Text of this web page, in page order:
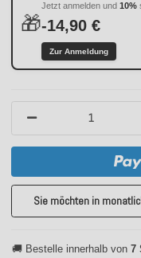
🎁
Jetzt anmelden und 10%
-14,90 €
Zur Anmeldung
Sie möchten in
🚚 Bestelle innerhalb von 7